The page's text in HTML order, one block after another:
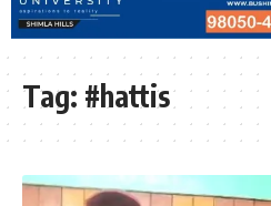
Tag: #hattis